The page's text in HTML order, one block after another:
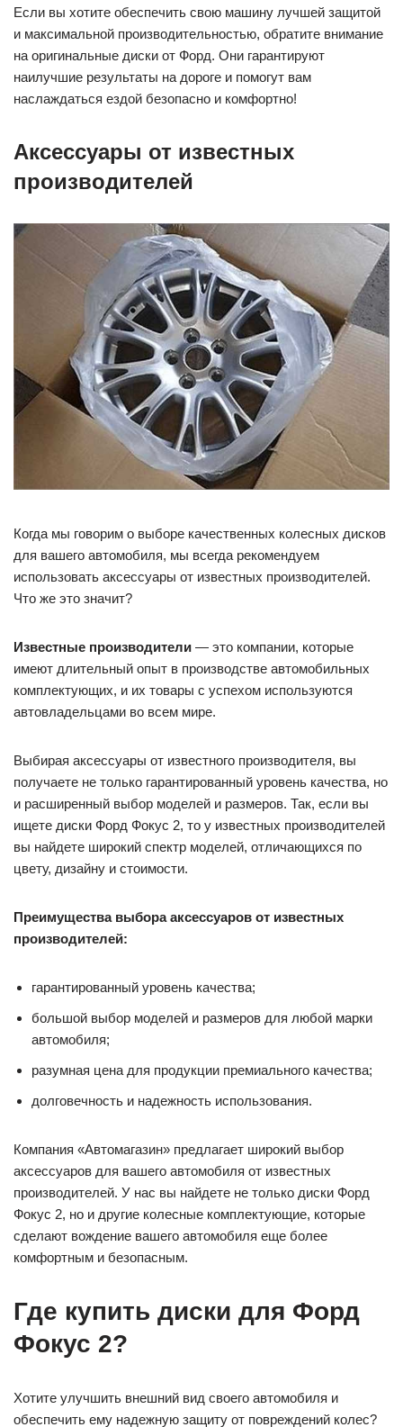
Если вы хотите обеспечить свою машину лучшей защитой
и максимальной производительностью, обратите внимание
на оригинальные диски от Форд. Они гарантируют
наилучшие результаты на дороге и помогут вам
наслаждаться ездой безопасно и комфортно!
Аксессуары от известных
производителей
Когда мы говорим о выборе качественных колесных дисков
для вашего автомобиля, мы всегда рекомендуем
использовать аксессуары от известных производителей.
Что же это значит?
Известные производители — это компании, которые
имеют длительный опыт в производстве автомобильных
комплектующих, и их товары с успехом используются
автовладельцами во всем мире.
Выбирая аксессуары от известного производителя, вы
получаете не только гарантированный уровень качества, но
и расширенный выбор моделей и размеров. Так, если вы
ищете диски Форд Фокус 2, то у известных производителей
вы найдете широкий спектр моделей, отличающихся по
цвету, дизайну и стоимости.
Преимущества выбора аксессуаров от известных
производителей:
гарантированный уровень качества;
большой выбор моделей и размеров для любой марки
автомобиля;
разумная цена для продукции премиального качества;
долговечность и надежность использования.
Компания «Автомагазин» предлагает широкий выбор
аксессуаров для вашего автомобиля от известных
производителей. У нас вы найдете не только диски Форд
Фокус 2, но и другие колесные комплектующие, которые
сделают вождение вашего автомобиля еще более
комфортным и безопасным.
Где купить диски для Форд
Фокус 2?
Хотите улучшить внешний вид своего автомобиля и
обеспечить ему надежную защиту от повреждений колес?